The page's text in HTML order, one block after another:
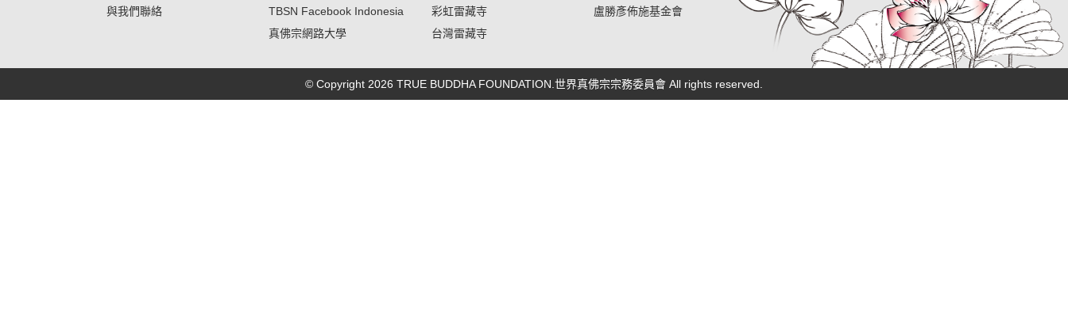
與我們聯絡
TBSN Facebook Indonesia
真佛宗網路大學
彩虹雷藏寺
台灣雷藏寺
盧勝彥佈施基金會
© Copyright 2026 TRUE BUDDHA FOUNDATION.世界真佛宗宗務委員會 All rights reserved.